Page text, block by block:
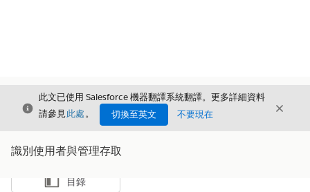
結束
此文已使用 Salesforce 機器翻譯系統翻譯。更多詳細資料
請參見此處。 切換至英文 不要現在 結束
識別使用者與管理存取
顯示目錄
目錄